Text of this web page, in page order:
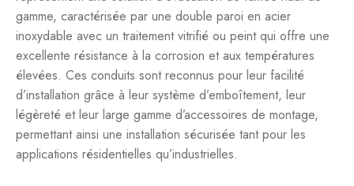
gamme, caractérisée par une double paroi en acier
inoxydable avec un traitement vitrifié ou peint qui offre une
excellente résistance à la corrosion et aux températures
élevées. Ces conduits sont reconnus pour leur facilité
d’installation grâce à leur système d’emboîtement, leur
légèreté et leur large gamme d’accessoires de montage,
permettant ainsi une installation sécurisée tant pour les
applications résidentielles qu’industrielles.